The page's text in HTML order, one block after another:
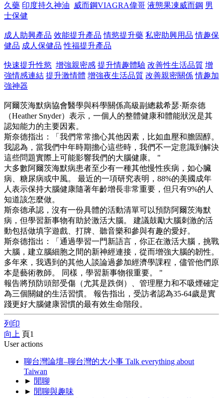
久藥 印度持久神油 威而鋼VIAGRA偉哥 液態果凍威而鋼 男
士保健
成人助興產品 效能提升產品 情慾提升藥 私密助興用品 情趣保
健品 成人保健品 性福提升產品
快速提升性慾 增強親密感 提升情趣體驗 改善性生活品質 增
強情感連結 提升激情體 增強夜生活品質 改善親密關係 情趣加
強神器
阿爾茨海默病協會醫學與科學關係高級副總裁希瑟·斯奈德
（Heather Snyder）表示，一個人的整體健康和體能狀況是其
認知能力的主要因素。
斯奈德指出：「我們常常擔心其他因素，比如血壓和膽固醇。
我認為，當我們中年時期擔心這些時，我們不一定意識到解決
這些問題實際上可能影響我們的大腦健康。 "
大多數阿爾茨海默病患者至少有一種其他慢性疾病，如心臟
病、糖尿病或中風。 最近的一項研究表明，88%的美國成年
人表示保持大腦健康隨著年齡增長非常重要，但只有9%的人
知道該怎麼做。
斯奈德承認，沒有一份具體的活動清單可以預防阿爾茨海默
病，但學習新事物有助於激活大腦。 建議鼓勵大腦刺激的活
動包括做填字遊戲、打牌、聽音樂和參與有趣的愛好。
斯奈德指出：「通過學習一門新語言，你正在激活大腦，挑戰
大腦，建立腦細胞之間的新神經連接，從而增強大腦的韌性。
多年來，我遇到的其他人談論過參加經濟學課程，儘管他們原
本是藝術教師。 同樣，學習新事物很重要。 "
報告將預防頭部受傷（尤其是跌倒）、管理壓力和不吸煙確定
為三個關鍵的生活習慣。 報告指出，受訪者認為35-64歲是實
踐更好大腦健康習慣的最有效生命階段。
列印
向上 頁1
User actions
聊台灣論壇–聊台灣的大小事 Talk everything about
Taiwan
► 閒聊
► 閒聊與趣味